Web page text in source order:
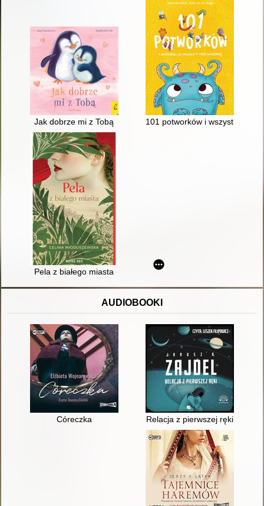
Jak dobrze mi z Tobą 101 potworków i wszystko, co
Pela z białego miasta
AUDIOBOOKI
Córeczka Relacja z pierwszej ręki